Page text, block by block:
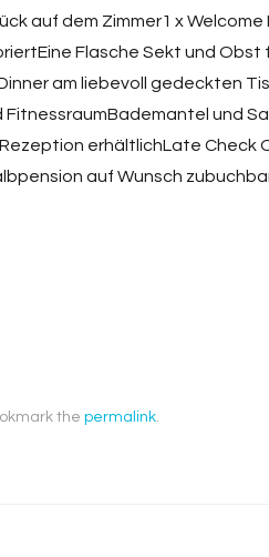
auf dem Zimmer1 x Welcome
Flasche Sekt und Obst
am liebevoll gedeckten
und
erhältlichLate Check
auf Wunsch
the permalink.